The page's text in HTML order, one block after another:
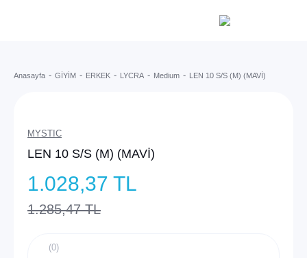
Anasayfa GİYİM ERKEK LYCRA Medium LEN 10 S/S (M) (MAVİ)
MYSTIC
LEN 10 S/S (M) (MAVİ)
1.028,37 TL
1.285,47 TL
(0)